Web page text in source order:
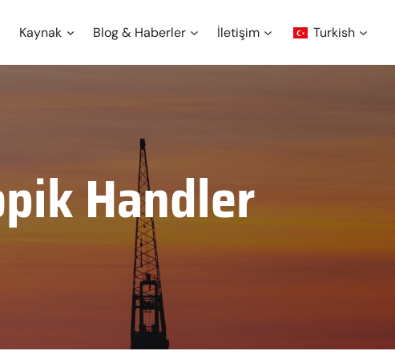
Kaynak Blog & Haberler İletişim Turkish
Handler